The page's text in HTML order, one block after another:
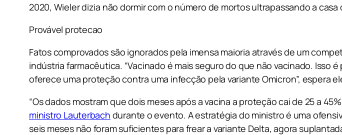
2020, Wieler dizia não dormir com o número de mortos ultrapassando a
Provável protecao
Fatos comprovados são ignorados pela imensa maioria através de um
indústria farmacêutica. “Vacinado é mais seguro do que não vacinado. Isso
oferece uma proteção contra uma infecção pela variante Omicron”, espera
“Os dados mostram que dois meses após a vacina a proteção cai de 25 a
ministro Lauterbach durante o evento. A estratégia do ministro é uma
seis meses não foram suficientes para frear a variante Delta, agora